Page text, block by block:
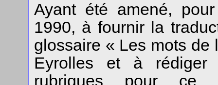
Ayant été amené,
1990, à fournir la
glossaire « Les mots de
Eyrolles et à rédiger
rubriques pour ce